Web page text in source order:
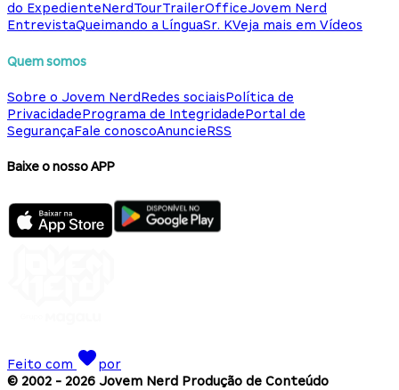
do ExpedienteNerdTourTrailerOfficeJovem Nerd
EntrevistaQueimando a LínguaSr. KVeja mais em Vídeos
Quem somos
Sobre o Jovem NerdRedes sociaisPolítica de
PrivacidadePrograma de IntegridadePortal de
SegurançaFale conoscoAnuncieRSS
Baixe o nosso APP
Feito com
por
© 2002 - 2026 Jovem Nerd Produção de Conteúdo